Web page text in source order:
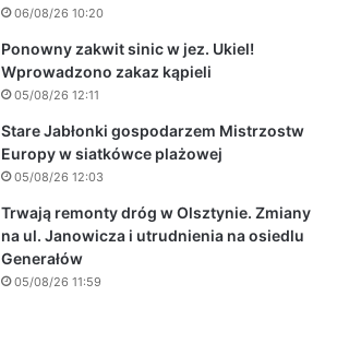
06/08/26 10:20
Ponowny zakwit sinic w jez. Ukiel!
Wprowadzono zakaz kąpieli
05/08/26 12:11
Stare Jabłonki gospodarzem Mistrzostw
Europy w siatkówce plażowej
05/08/26 12:03
Trwają remonty dróg w Olsztynie. Zmiany
na ul. Janowicza i utrudnienia na osiedlu
Generałów
05/08/26 11:59